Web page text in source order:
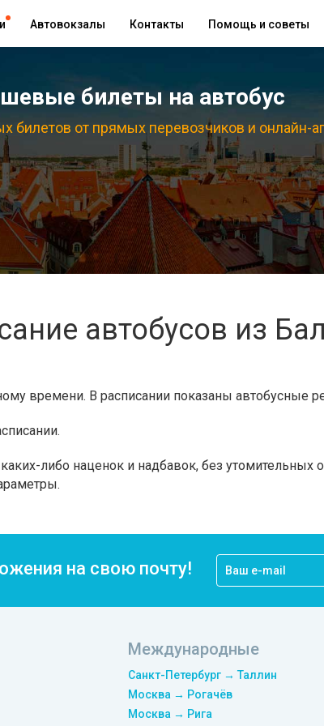
Автовокзалы Контакты Помощь и советы
билеты на автобус
билетов от прямых перевозчиков и онлайн-
автобусов из
времени. В расписании показаны автобусные
либо наценок и надбавок, без
на свою почту!
Международные
Санкт-Петербург → Таллин
Москва → Рогачёв
Москва → Рига